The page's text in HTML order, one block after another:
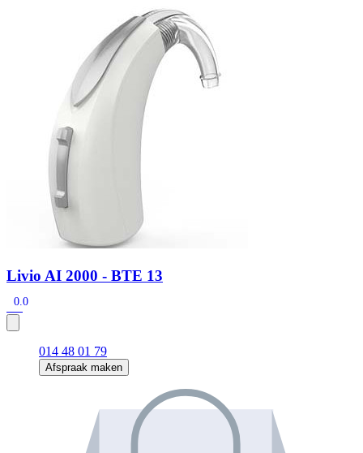
Hoorapparaatbatterijen
Oticon hoorapparaten
ReSound Vivia
Oticon IntentSignia Silk Filters
Oticon Intent 1 - Oplaadbaar
De Oticon Intent is het nieuwste hoorapparaat van dit moment.
Livio AI 2000 - BTE 13
0.0
014 48 01 79
Afspraak maken